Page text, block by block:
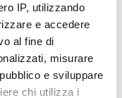
IP, utilizzando
e accedere
al fine di
misurare
e sviluppare
chi utilizza i